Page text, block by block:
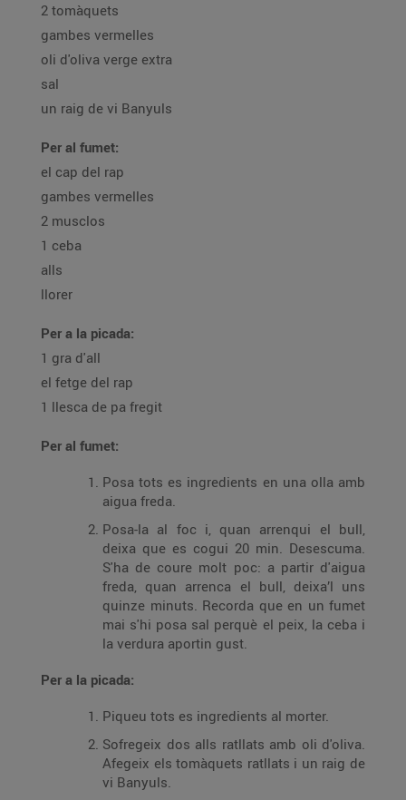
2 tomàquets
gambes vermelles
oli d'oliva verge extra
sal
un raig de vi Banyuls
Per al fumet:
el cap del rap
gambes vermelles
2 musclos
1 ceba
alls
llorer
Per a la picada:
1 gra d'all
el fetge del rap
1 llesca de pa fregit
Per al fumet:
Posa tots es ingredients en una olla amb
aigua freda.
Posa-la al foc i, quan arrenqui el bull,
deixa que es cogui 20 min. Desescuma.
S'ha de coure molt poc: a partir d'aigua
freda, quan arrenca el bull, deixa’l uns
quinze minuts. Recorda que en un fumet
mai s'hi posa sal perquè el peix, la ceba i
la verdura aportin gust.
Per a la picada:
Piqueu tots es ingredients al morter.
Sofregeix dos alls ratllats amb oli d'oliva.
Afegeix els tomàquets ratllats i un raig de
vi Banyuls.